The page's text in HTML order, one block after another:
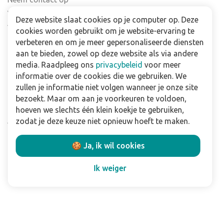
Veelgestelde vragen
Verkooppunten
Nieuwsbrief
Zakelijk
Downloads
Privacy policy
Algemene & voorwaarden
Disclaimer
Deze website slaat cookies op je computer op. Deze
cookies worden gebruikt om je website-ervaring te
verbeteren en om je meer gepersonaliseerde diensten
aan te bieden, zowel op deze website als via andere
media. Raadpleeg ons privacybeleid voor meer
informatie over de cookies die we gebruiken. We
zullen je informatie niet volgen wanneer je onze site
bezoekt. Maar om aan je voorkeuren te voldoen,
hoeven we slechts één klein koekje te gebruiken,
zodat je deze keuze niet opnieuw hoeft te maken.
🍪 Ja, ik wil cookies
Ik weiger